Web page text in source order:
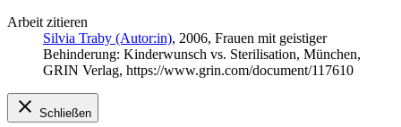
Arbeit zitieren
Silvia Traby (Autor:in), 2006, Frauen mit geistiger
Behinderung: Kinderwunsch vs. Sterilisation, München,
GRIN Verlag, https://www.grin.com/document/117610
Schließen